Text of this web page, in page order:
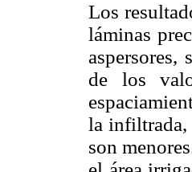
Los
láminas
aspersores,
de los
la infiltrada,
son